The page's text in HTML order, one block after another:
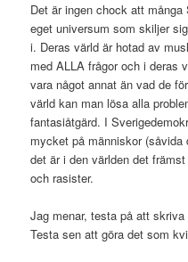
Det är ingen chock att
eget universum som skiljer
i. Deras värld är hotad av
med ALLA frågor och i deras
vara något annat än vad de
värld kan man lösa alla
fantasiåtgärd. I
mycket på människor
det är i den världen det
och rasister.
Jag menar, testa på att
Testa sen att göra det som